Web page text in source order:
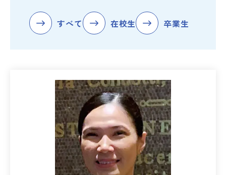
すべて 在校生 卒業生